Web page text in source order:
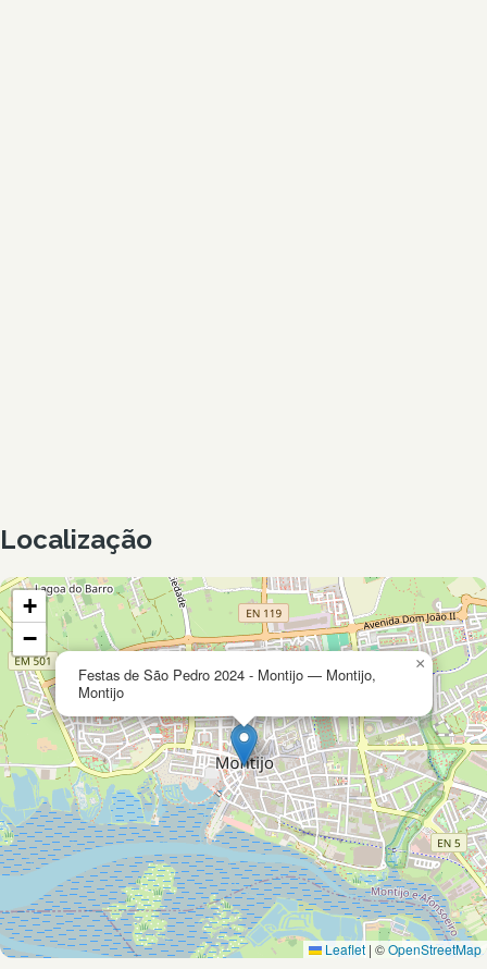
Localização
Festas de São Pedro 2024 - Montijo — Montijo,
Montijo
×
+
−
Leaflet | ©OpenStreetMap